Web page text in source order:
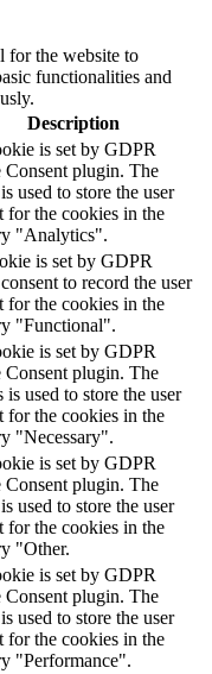
for the website to
functionalities and
Description
is set by GDPR
Consent plugin. The
used to store the user
for the cookies in the
"Analytics".
is set by GDPR
to record the user
for the cookies in the
"Functional".
is set by GDPR
Consent plugin. The
is used to store the user
for the cookies in the
"Necessary".
is set by GDPR
Consent plugin. The
used to store the user
for the cookies in the
"Other.
is set by GDPR
Consent plugin. The
used to store the user
for the cookies in the
"Performance".